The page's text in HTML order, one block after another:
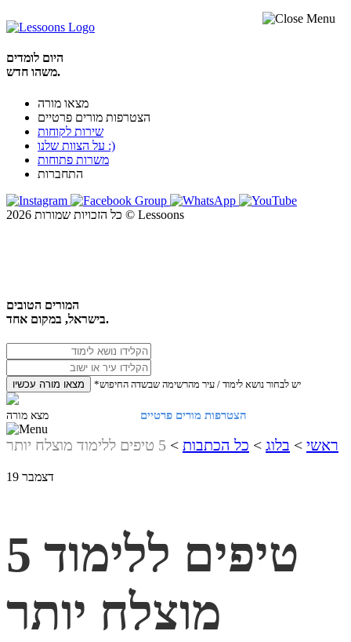
היום לומדים
משהו חדש.
מצאו מורה
הצטרפות מורים פרטיים
שירות לקוחות
על הצוות שלנו :)
משרות פתוחות
התחברות
כל הזכויות שמורות 2026 © Lessoons
המורים הטובים
בישראל, במקום אחד.
מצאו מורה עכשיו *יש לבחור נושא לימוד / עיר מהרשימה שבשדה החיפוש
הצטרפות מורים פרטיים מצא מורה
ראשי > בלוג > כל הכתבות > 5 טיפים ללימוד מוצלח יותר
19 דצמבר
5 טיפים ללימוד
מוצלח יותר